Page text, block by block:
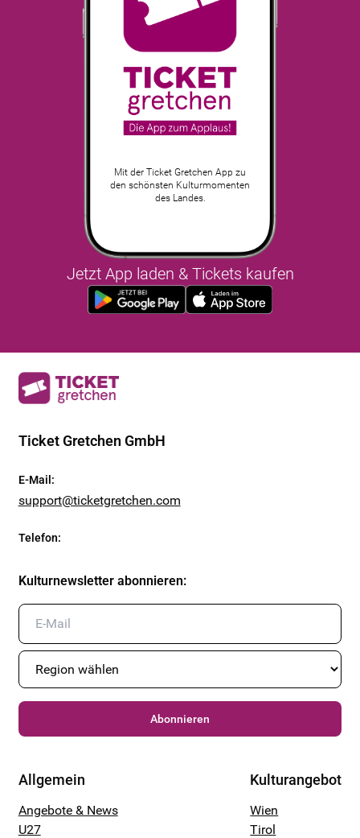
Mit der Ticket Gretchen App zu
den schönsten Kulturmomenten
des Landes.
Jetzt App laden & Tickets kaufen
Ticket Gretchen GmbH
E-Mail :
support@ticketgretchen.com
Telefon:
Kulturnewsletter abonnieren:
Abonnieren
Allgemein
Angebote & News
U27
Kulturangebot
Wien
Tirol